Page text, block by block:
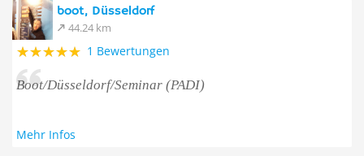
boot, Düsseldorf
44.24 km
1 Bewertungen
Boot/Düsseldorf/Seminar (PADI)
Mehr Infos